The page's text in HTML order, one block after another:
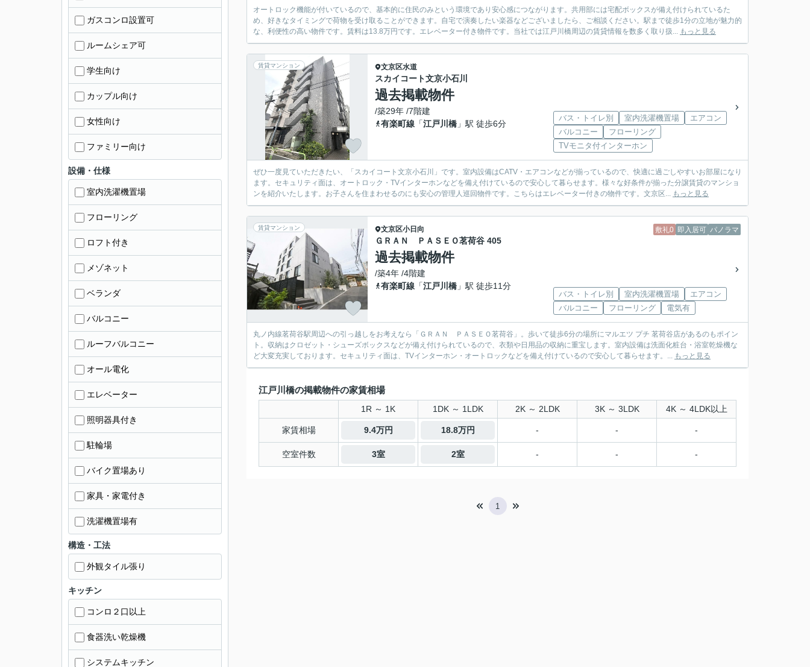
オートロック機能が付いているので、基本的に住民のみという環境であり安心感につながります。共用部には宅配ボックスが備え付けられているた
め、好きなタイミングで荷物を受け取ることができます。自宅で演奏したい楽器などございましたら、ご相談ください。駅まで徒歩1分の立地が魅力的
な、利便性の高い物件です。賃料は13.8万円です。エレベーター付き物件です。当社では江戸川橋周辺の賃貸情報を数多く取り扱... もっと見る
賃貸マンション 文京区水道
スカイコート文京小石川
過去掲載物件
/築29年 /7階建
有楽町線 「江戸川橋 」駅 徒歩6分
バス・トイレ別 室内洗濯機置場
エアコン
バルコニー
フローリング
TVモニタ付インターホン
ぜひ一度見ていただきたい、「スカイコート文京小石川」です。室内設備はCATV・エアコンなどが揃っているので、快適に過ごしやすいお部屋になり
ます。セキュリティ面は、オートロック・TVインターホンなどを備え付けているので安心して暮らせます。様々な好条件が揃った分譲賃貸のマンショ
ンを紹介いたします。お子さんを住まわせるのにも安心の管理人巡回物件です。こちらはエレベーター付きの物件です。文京区... もっと見る
賃貸マンション 敷礼0 即入居可 パノラマ
文京区小日向
ＧＲＡＮ ＰＡＳＥＯ茗荷谷 405
過去掲載物件
/築4年 /4階建
有楽町線 「江戸川橋 」駅 徒歩11分
バス・トイレ別 室内洗濯機置場
エアコン
バルコニー
フローリング 電気有
丸ノ内線茗荷谷駅周辺への引っ越しをお考えなら「ＧＲＡＮ ＰＡＳＥＯ茗荷谷」。歩いて徒歩6分の場所にマルエツ プチ 茗荷谷店があるのもポイン
ト。収納はクロゼット・シューズボックスなどが備え付けられているので、衣類や日用品の収納に重宝します。室内設備は洗面化粧台・浴室乾燥機な
ど大変充実しております。セキュリティ面は、TVインターホン・オートロックなどを備え付けているので安心して暮らせます。... もっと見る
江戸川橋の掲載物件の家賃相場
1R ～ 1K 1DK ～ 1LDK 2K ～ 2LDK 3K ～ 3LDK 4K ～ 4LDK以上
家賃相場 9.4万円 18.8万円 - - -
空室件数 3室 2室 - - -
1
ガスコンロ設置可
ルームシェア可
学生向け
カップル向け
女性向け
ファミリー向け
設備・仕様
室内洗濯機置場
フローリング
ロフト付き
メゾネット
ベランダ
バルコニー
ルーフバルコニー
オール電化
エレベーター
照明器具付き
駐輪場
バイク置場あり
家具・家電付き
洗濯機置場有
構造・工法
外観タイル張り
キッチン
コンロ２口以上
食器洗い乾燥機
システムキッチン